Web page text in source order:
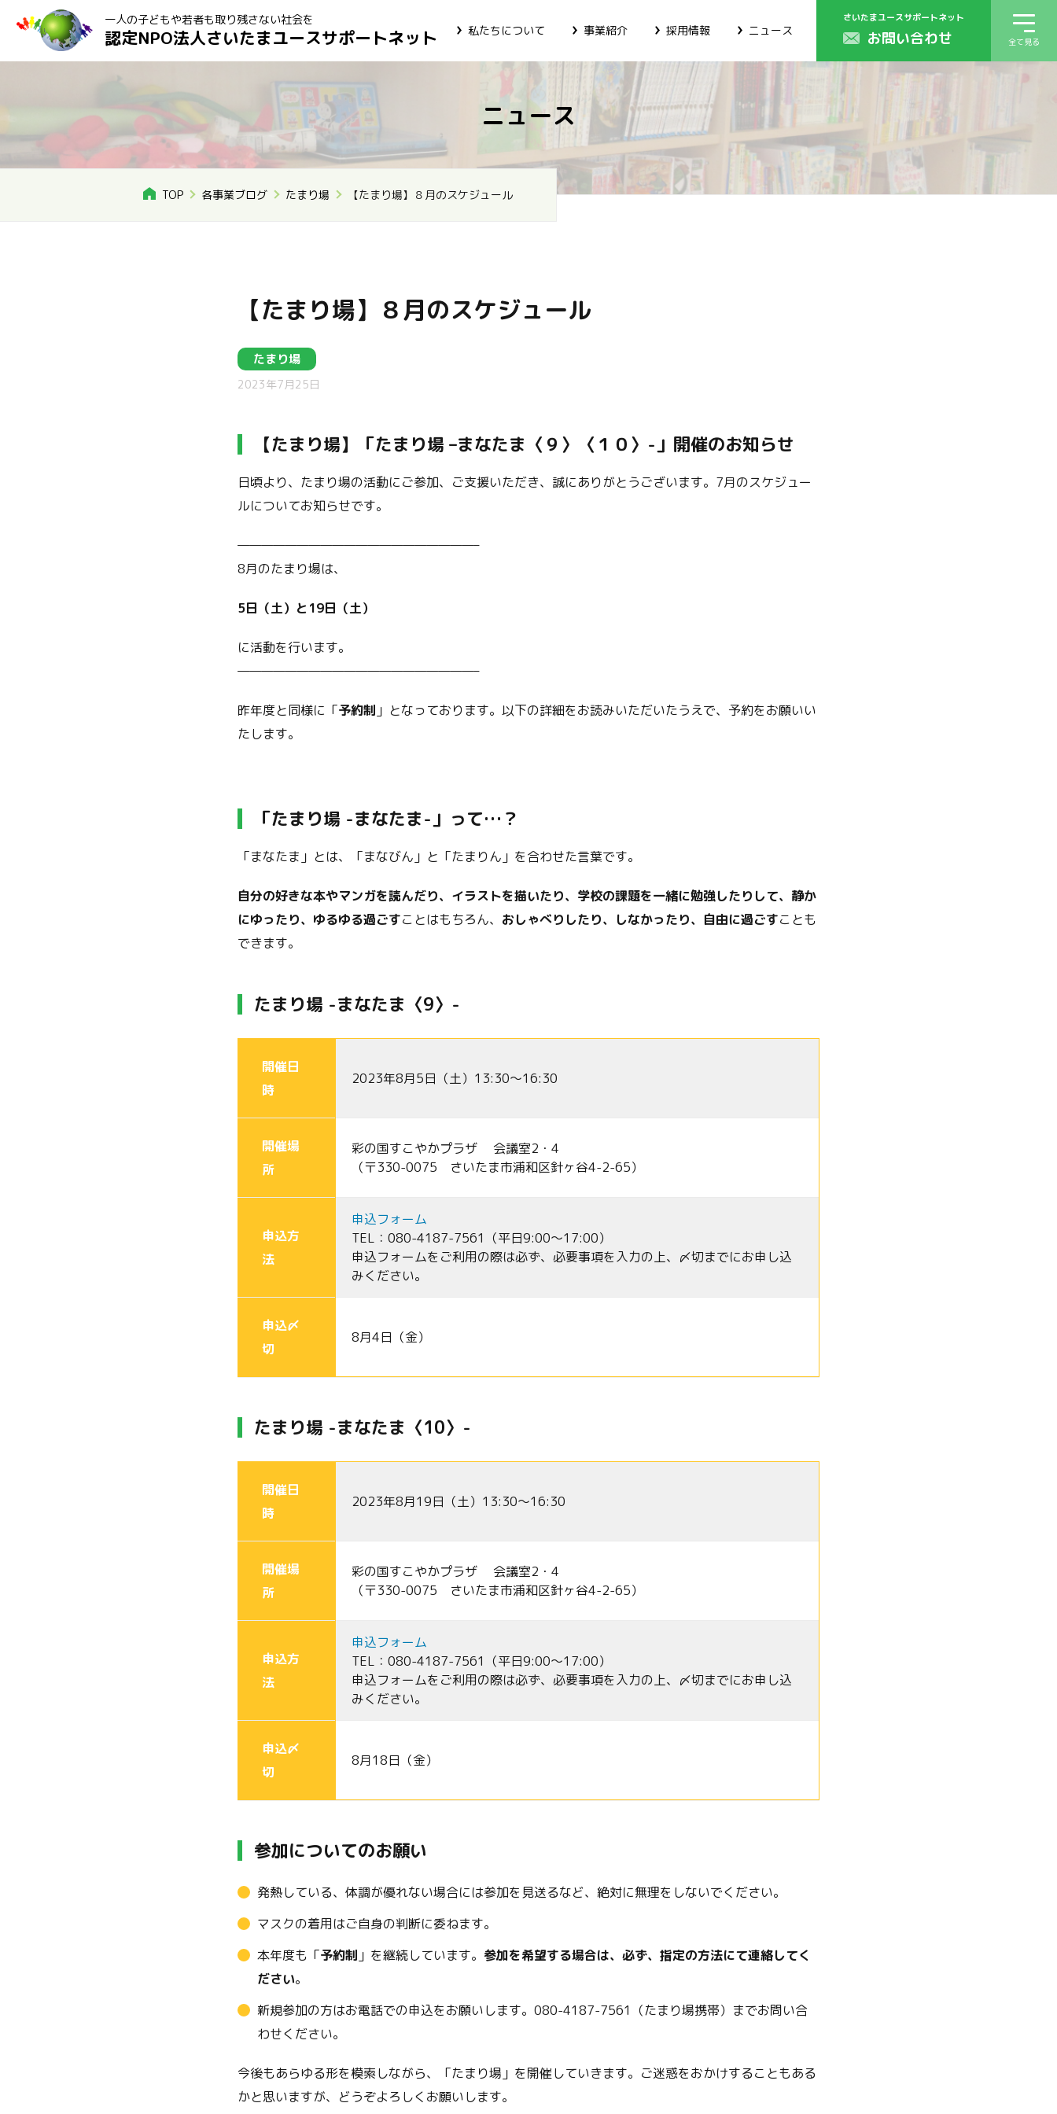
一人の子どもや若者も取り残さない社会を
認定NPO法人さいたまユースサポートネット 私たちについて 事業紹介 採用情報 ニュース
さいたまユースサポートネット
お問い合わせ 全て見る
ニュース
TOP 各事業ブログ たまり場 【たまり場】８月のスケジュール
【たまり場】８月のスケジュール
たまり場
2023年7月25日
【たまり場】「たまり場 –まなたま〈９〉〈 １０〉 -」開催のお知らせ
日頃より、たまり場の活動にご参加、ご支援いただき、誠にありがとうございます。7月のスケジュー
ルについてお知らせです。
————————————————————–
8月のたまり場は、
5日（土）と19日（土）
に活動を行います。
————————————————————–
昨年度と同様に「予約制 」となっております。以下の詳細をお読みいただいたうえで、予約をお願いい
たします。
「たまり場 -まなたま- 」って…？
「まなたま」とは、「まなびん」と「たまりん」を合わせた言葉です。
自分の好きな本やマンガを読んだり、イラストを描いたり、学校の課題を一緒に勉強したりして、静か
にゆったり、ゆるゆる過ごすことはもちろん、 おしゃべりしたり、しなかったり、自由に過ごすことも
できます。
たまり場 -まなたま〈9〉-
開催日
時
2023年8月5日（土）13:30～16:30
開催場
所
彩の国すこやかプラザ 会議室2・4
（〒330-0075 さいたま市浦和区針ヶ谷4-2-65）
申込方
法
申込フォーム
TEL：080-4187-7561（平日9:00～17:00）
申込フォームをご利用の際は必ず、必要事項を入力の上、〆切までにお申し込
みください。
申込〆
切
8月4日（金）
たまり場 -まなたま〈10〉-
開催日
時
2023年8月19日（土）13:30～16:30
開催場
所
彩の国すこやかプラザ 会議室2・4
（〒330-0075 さいたま市浦和区針ヶ谷4-2-65）
申込方
法
申込フォーム
TEL：080-4187-7561（平日9:00～17:00）
申込フォームをご利用の際は必ず、必要事項を入力の上、〆切までにお申し込
みください。
申込〆
切
8月18日（金）
参加についてのお願い
発熱している、体調が優れない場合には参加を見送るなど、絶対に無理をしないでください。
マスクの着用はご自身の判断に委ねます。
本年度も「予約制 」を継続しています。 参加を希望する場合は、必ず、指定の方法にて連絡してく
ださい。
新規参加の方はお電話での申込をお願いします。080-4187-7561（たまり場携帯）までお問い合
わせください。
今後もあらゆる形を模索しながら、「たまり場」を開催していきます。ご迷惑をおかけすることもある
かと思いますが、どうぞよろしくお願いします。